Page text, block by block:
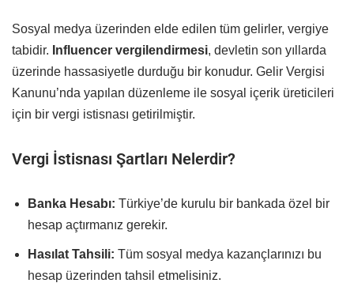
Sosyal medya üzerinden elde edilen tüm gelirler, vergiye
tabidir. Influencer vergilendirmesi, devletin son yıllarda
üzerinde hassasiyetle durduğu bir konudur. Gelir Vergisi
Kanunu’nda yapılan düzenleme ile sosyal içerik üreticileri
için bir vergi istisnası getirilmiştir.
Vergi İstisnası Şartları Nelerdir?
Banka Hesabı: Türkiye’de kurulu bir bankada özel bir
hesap açtırmanız gerekir.
Hasılat Tahsili: Tüm sosyal medya kazançlarınızı bu
hesap üzerinden tahsil etmelisiniz.